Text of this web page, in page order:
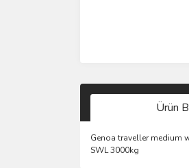
Ürün
Genoa traveller medium
SWL 3000kg